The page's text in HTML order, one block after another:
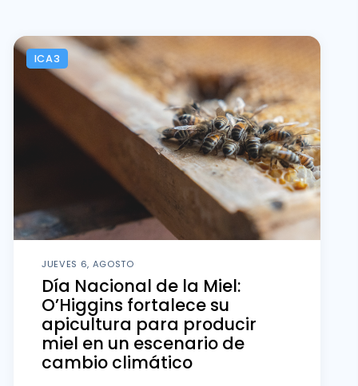
ICA3
JUEVES 6, AGOSTO
Día Nacional de la Miel:
O’Higgins fortalece su
apicultura para producir
miel en un escenario de
cambio climático